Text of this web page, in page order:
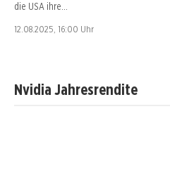
die USA ihre…
12.08.2025, 16:00 Uhr
Nvidia Jahresrendite